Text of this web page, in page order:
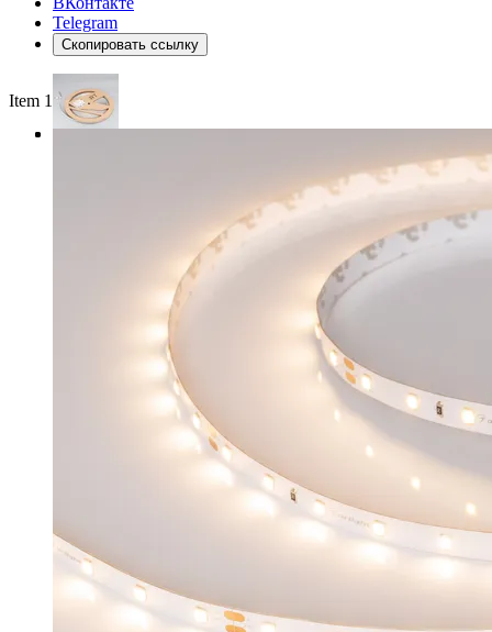
Telegram
Скопировать ссылку
Item 1 of 3